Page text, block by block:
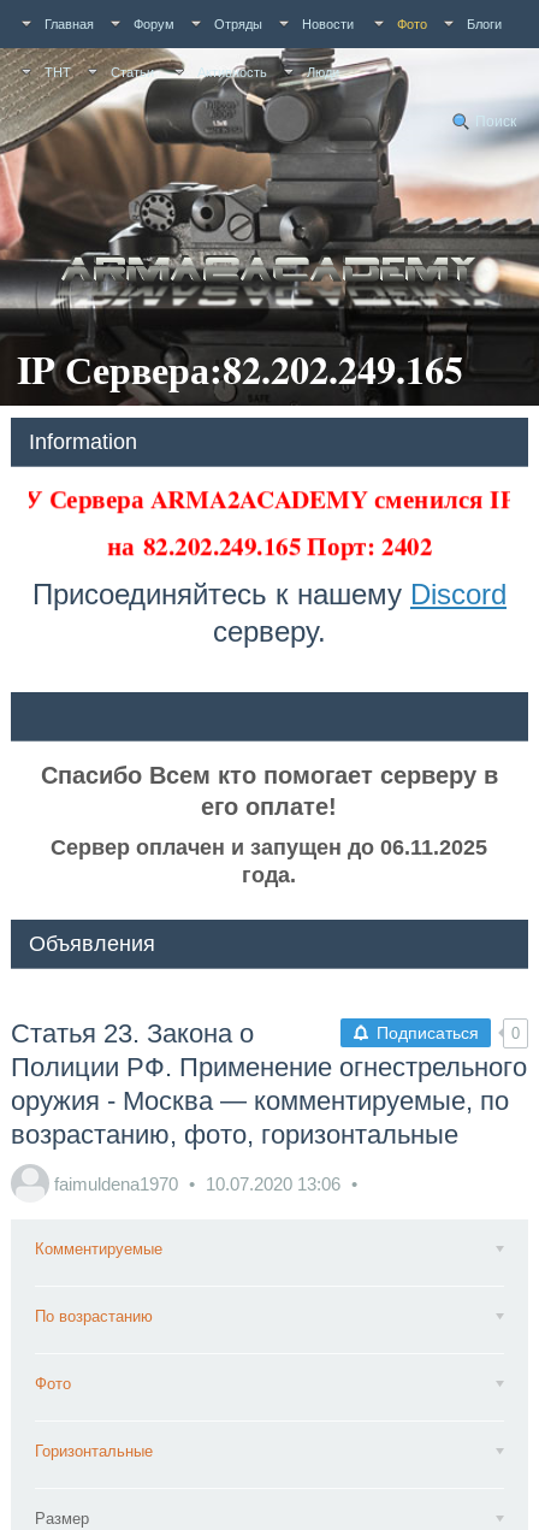
Главная Форум Отряды Новости Фото Блоги
ТНТ Статьи Активность Люди
Поиск
IP Сервера:82.202.249.165
Information
У Сервера ARMA2ACADEMY сменился IP
на82.202.249.165 Порт: 2402
Присоединяйтесь к нашему Discord
серверу.
Спасибо Всем кто помогает серверу в
его оплате!
Сервер оплачен и запущен до 06.11.2025
года.
Объявления
Подписаться 0
Статья 23. Закона о
Полиции РФ. Применение огнестрельного
оружия - Москва — комментируемые, по
возрастанию, фото, горизонтальные
faimuldena1970 10.07.2020 13:06
Комментируемые
По возрастанию
Фото
Горизонтальные
Размер